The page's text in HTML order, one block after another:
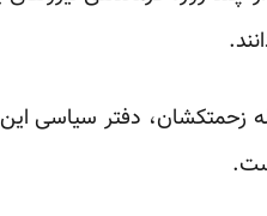
زحمتکشان، دفتر سیاسی